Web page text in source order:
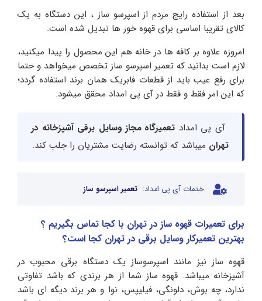
بعد از استفاده رایج مردم از اسپرسو ساز ، این دستگاه به یک
کالای تقریبا اساسی برای قهوه خور ها تبدیل شده است.
امروزه علاوه بر کافه ها در خانه هم این محصول را پیدا میکنید،
لازم است بدانید که تعمیر اسپرسو ساز تخصص میخواهد و حتما
برای رفع عیب باید از قطعات فابریک همان برند استفاده گردد؛
که این امر فقط و فقط در آی پی امداد محقق میشود.
آی پی امداد تعمیرگاه مجاز وسایل برقی آشپزخانه در
تهران میباشد که توانسته رضایت مشتریان را جلب کند.
خدمات آی پی امداد: تعمیر اسپرسو ساز
برای تعمیرات قهوه ساز در تهران با کجا تماس بگیریم ؟
بهترین تعمیرکار وسایل برقی در تهران کجا است؟
قهوه ساز نیز مانند اسپرسوساز یک دستگاه برقی محبوب در
آشپزخانه میباشد. قهوه ساز شما از هر برندی که باشد تفاوتی
ندارد، چه بوش، دلونگی، فیلیپس، نوا و هر برند دیگه ای باشد